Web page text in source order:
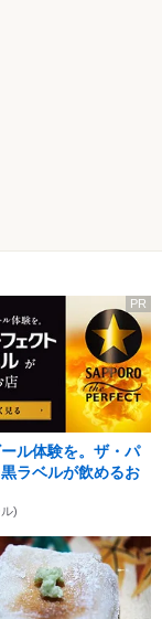
PR
ル体験を。ザ・パ
ラベルが飲めるお
)